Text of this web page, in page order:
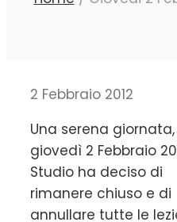
2 Febbraio 2012
Una serena
giovedì 2 Febbraio
Studio ha deciso di
rimanere chiuso e di
annullare tutte le